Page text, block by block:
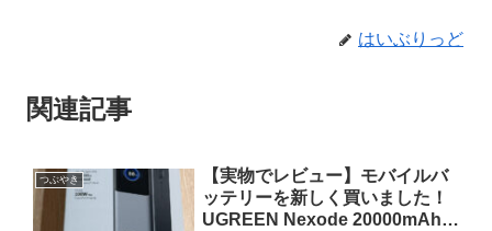
はいぶりっど
関連記事
つぶやき
【実物でレビュー】モバイルバ
ッテリーを新しく買いました！
UGREEN Nexode 20000mAh